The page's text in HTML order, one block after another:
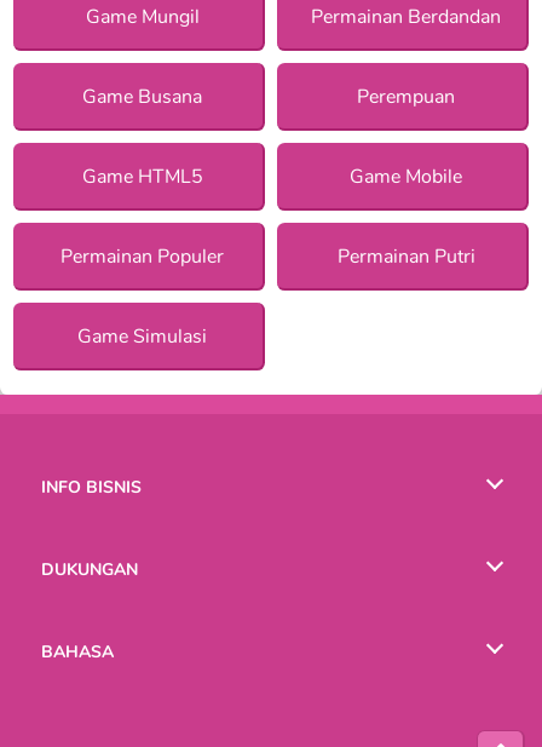
Game Mungil Permainan Berdandan
Game Busana Perempuan
Game HTML5 Game Mobile
Permainan Populer Permainan Putri
Game Simulasi
INFO BISNIS
DUKUNGAN
BAHASA